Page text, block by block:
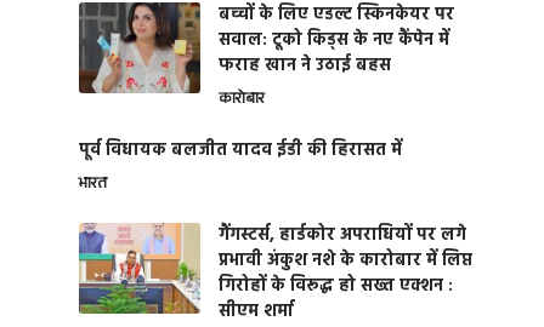
बच्चों के लिए एडल्ट स्किनकेयर पर
सवाल: टूको किड्स के नए कैंपेन में
फराह खान ने उठाई बहस
कारोबार
पूर्व विधायक बलजीत यादव ईडी की हिरासत में
भारत
गैंगस्टर्स, हार्डकोर अपराधियों पर लगे
प्रभावी अंकुश नशे के कारोबार में लिप्त
गिरोहों के विरूद्ध हो सख्त एक्शन :
सीएम शर्मा